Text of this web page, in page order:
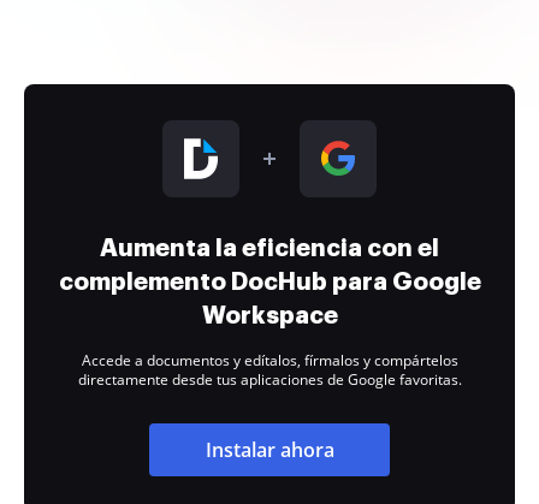
Aumenta la eficiencia con el
complemento DocHub para Google
Workspace
Accede a documentos y edítalos, fírmalos y compártelos
directamente desde tus aplicaciones de Google favoritas.
Instalar ahora